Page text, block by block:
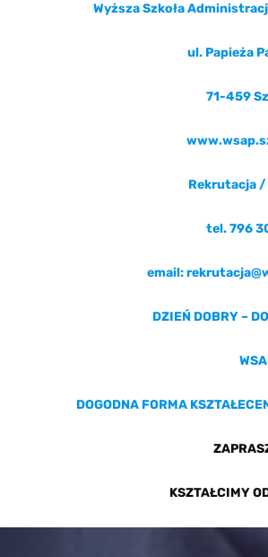
Wyższa Szkoła
ul. Papieża
71-459
Rekrutacja /
tel. 796
email:
DZIEŃ DOBRY –
DOGODNA FORMA
KSZTAŁCIMY